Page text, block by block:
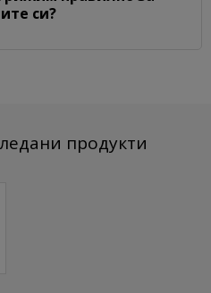
си?
продукти